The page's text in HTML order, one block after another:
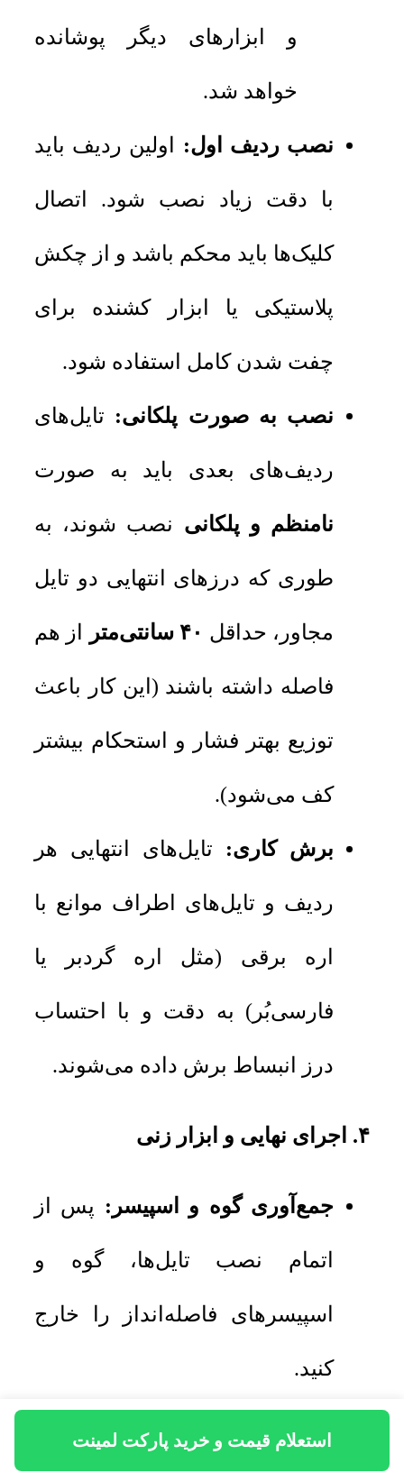
استعلام قیمت و خرید پارکت لمینت
و ابزارهای دیگر پوشانده
خواهد شد.
نصب ردیف اول: اولین ردیف باید
با دقت زیاد نصب شود. اتصال
کلیک‌ها باید محکم باشد و از چکش
پلاستیکی یا ابزار کشنده برای
چفت شدن کامل استفاده شود.
نصب به صورت پلکانی: تایل‌های
ردیف‌های بعدی باید به صورت
نامنظم و پلکانی نصب شوند، به
طوری که درزهای انتهایی دو تایل
مجاور، حداقل ۴۰ سانتی‌متر از هم
فاصله داشته باشند (این کار باعث
توزیع بهتر فشار و استحکام بیشتر
کف می‌شود).
برش کاری: تایل‌های انتهایی هر
ردیف و تایل‌های اطراف موانع با
اره برقی (مثل اره گردبر یا
فارسی‌بُر) به دقت و با احتساب
درز انبساط برش داده می‌شوند.
۴. اجرای نهایی و ابزار زنی
جمع‌آوری گوه و اسپیسر: پس از
اتمام نصب تایل‌ها، گوه و
اسپیسرهای فاصله‌انداز را خارج
کنید.
نصب می‌شوند تا درز انبساط ۸ تا